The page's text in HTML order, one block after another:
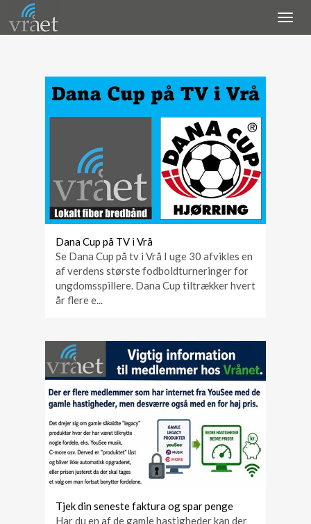
Dana Cup på TV i Vrå
Se Dana Cup på tv i Vrå I uge 30 afvikles en
af verdens største fodboldturneringer for
ungdomsspillere. Dana Cup tiltrækker hvert
år flere e...
Tjek din seneste faktura og spar penge
Har du en af de gamle hastigheder kan der